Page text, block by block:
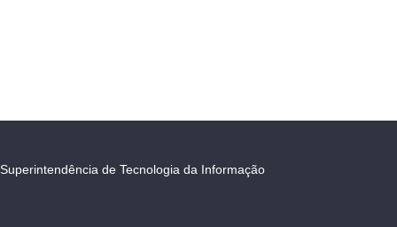
Superintendência de Tecnologia da Informação